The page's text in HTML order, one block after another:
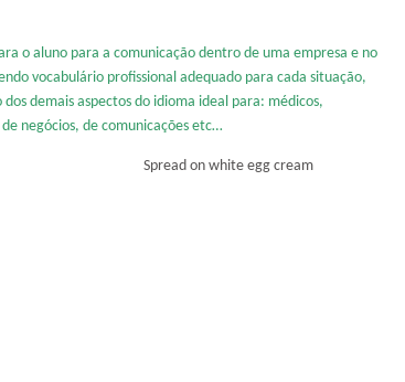
o aluno para a comunicação dentro de uma empresa e no
vocabulário profissional adequado para cada situação,
demais aspectos do idioma ideal para: médicos,
negócios, de comunicações etc…
Spread on white egg cream